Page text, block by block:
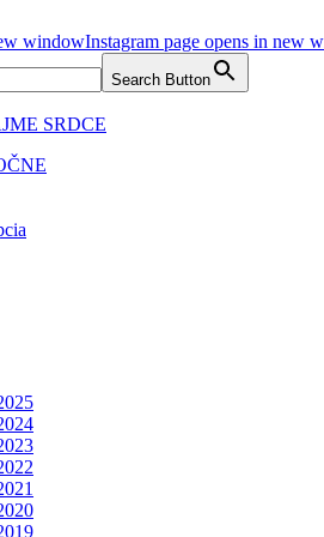
windowInstagram page opens in new
Search Button